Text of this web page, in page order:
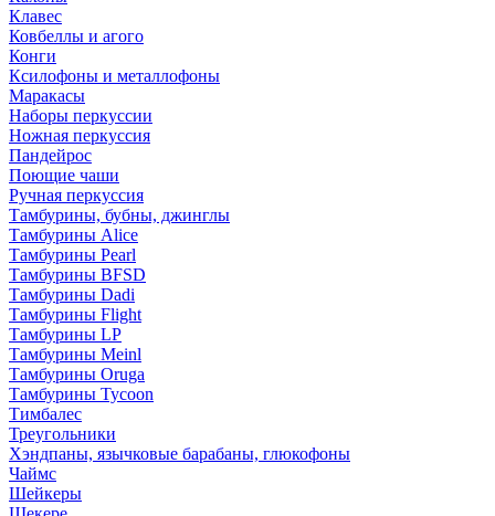
Клавес
Ковбеллы и агого
Конги
Ксилофоны и металлофоны
Маракасы
Наборы перкуссии
Ножная перкуссия
Пандейрос
Поющие чаши
Ручная перкуссия
Тамбурины, бубны, джинглы
Тамбурины Alice
Тамбурины Pearl
Тамбурины BFSD
Тамбурины Dadi
Тамбурины Flight
Тамбурины LP
Тамбурины Meinl
Тамбурины Oruga
Тамбурины Tycoon
Тимбалес
Треугольники
Хэндпаны, язычковые барабаны, глюкофоны
Чаймс
Шейкеры